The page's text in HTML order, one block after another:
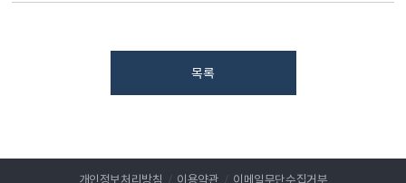
목록
개인정보처리방침 / 이용약관 / 이메일무단수집거부